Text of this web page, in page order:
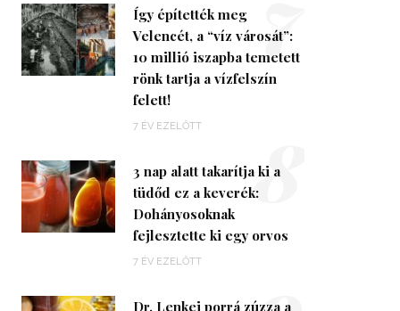
Így építették meg
Velencét, a “víz városát”:
10 millió iszapba temetett
rönk tartja a vízfelszín
felett!
7 ÉV EZELŐTT
3 nap alatt takarítja ki a
tüdőd ez a keverék:
Dohányosoknak
fejlesztette ki egy orvos
7 ÉV EZELŐTT
8
Dr. Lenkei porrá zúzza a